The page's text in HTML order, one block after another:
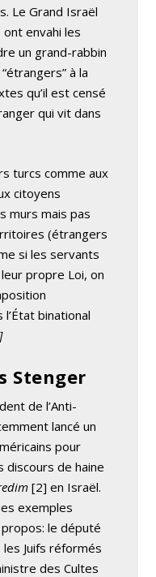
Le Grand Israël
envahi les
un grand-rabbin
à la
qu’il est censé
qui vit dans
turcs comme aux
citoyens
murs mais pas
(étrangers
si les servants
propre Loi, on
binational
Stenger
de l’Anti-
lancé un
pour
discours de haine
[2] en Israël.
exemples
le député
les Juifs réformés
des Cultes